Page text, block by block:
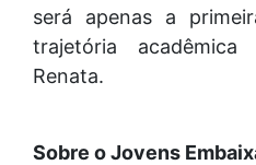
será apenas a
trajetória
Renata.
Sobre o Jovens